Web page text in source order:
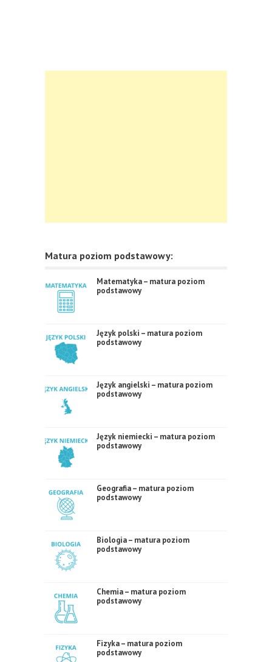
Matura poziom podstawowy:
Matematyka – matura poziom
podstawowy
Język polski – matura poziom
podstawowy
Język angielski – matura poziom
podstawowy
Język niemiecki – matura poziom
podstawowy
Geografia – matura poziom
podstawowy
Biologia – matura poziom
podstawowy
Chemia – matura poziom
podstawowy
Fizyka – matura poziom
podstawowy